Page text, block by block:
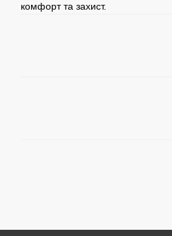
комфорт та захист.